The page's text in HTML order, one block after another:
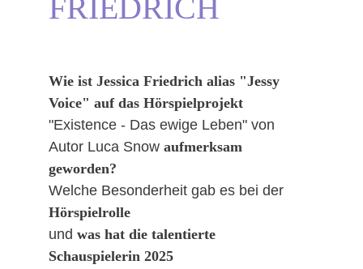
FRIEDRICH
Wie ist Jessica Friedrich alias "Jessy
Voice" auf das Hörspielprojekt
"Existence - Das ewige Leben" von
Autor Luca Snow aufmerksam
geworden?
Welche Besonderheit gab es bei der
Hörspielrolle
und was hat die talentierte
Schauspielerin 2025